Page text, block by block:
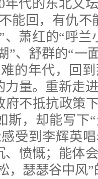
代的东北文
能回，有仇不
、萧红的“呼兰
”、舒群的“一
的年代，回到
力量。重新走
不抵抗政策
斯，却能写下
受到李辉英
、愤慨；能体
，瑟瑟谷中